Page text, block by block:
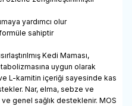
yardımcı olur
sahiptir
Kedi Maması,
uygun olarak
L-karnitin içeriği sayesinde kas
Nar, elma, sebze ve
genel sağlık desteklenir. MOS